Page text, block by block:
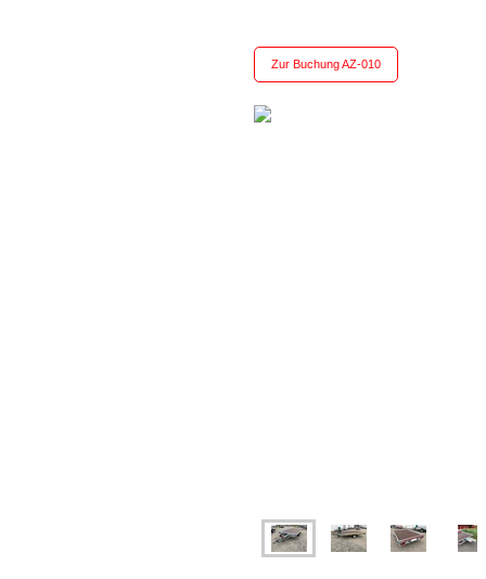
Zur Buchung AZ-010